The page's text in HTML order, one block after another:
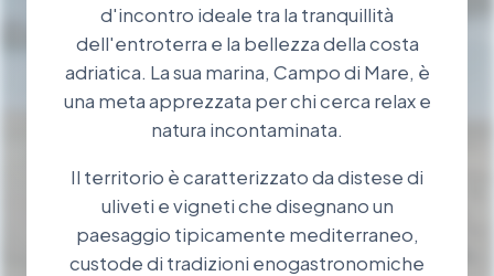
d'incontro ideale tra la tranquillità
dell'entroterra e la bellezza della costa
adriatica. La sua marina, Campo di Mare, è
una meta apprezzata per chi cerca relax e
natura incontaminata.
Il territorio è caratterizzato da distese di
uliveti e vigneti che disegnano un
paesaggio tipicamente mediterraneo,
custode di tradizioni enogastronomiche